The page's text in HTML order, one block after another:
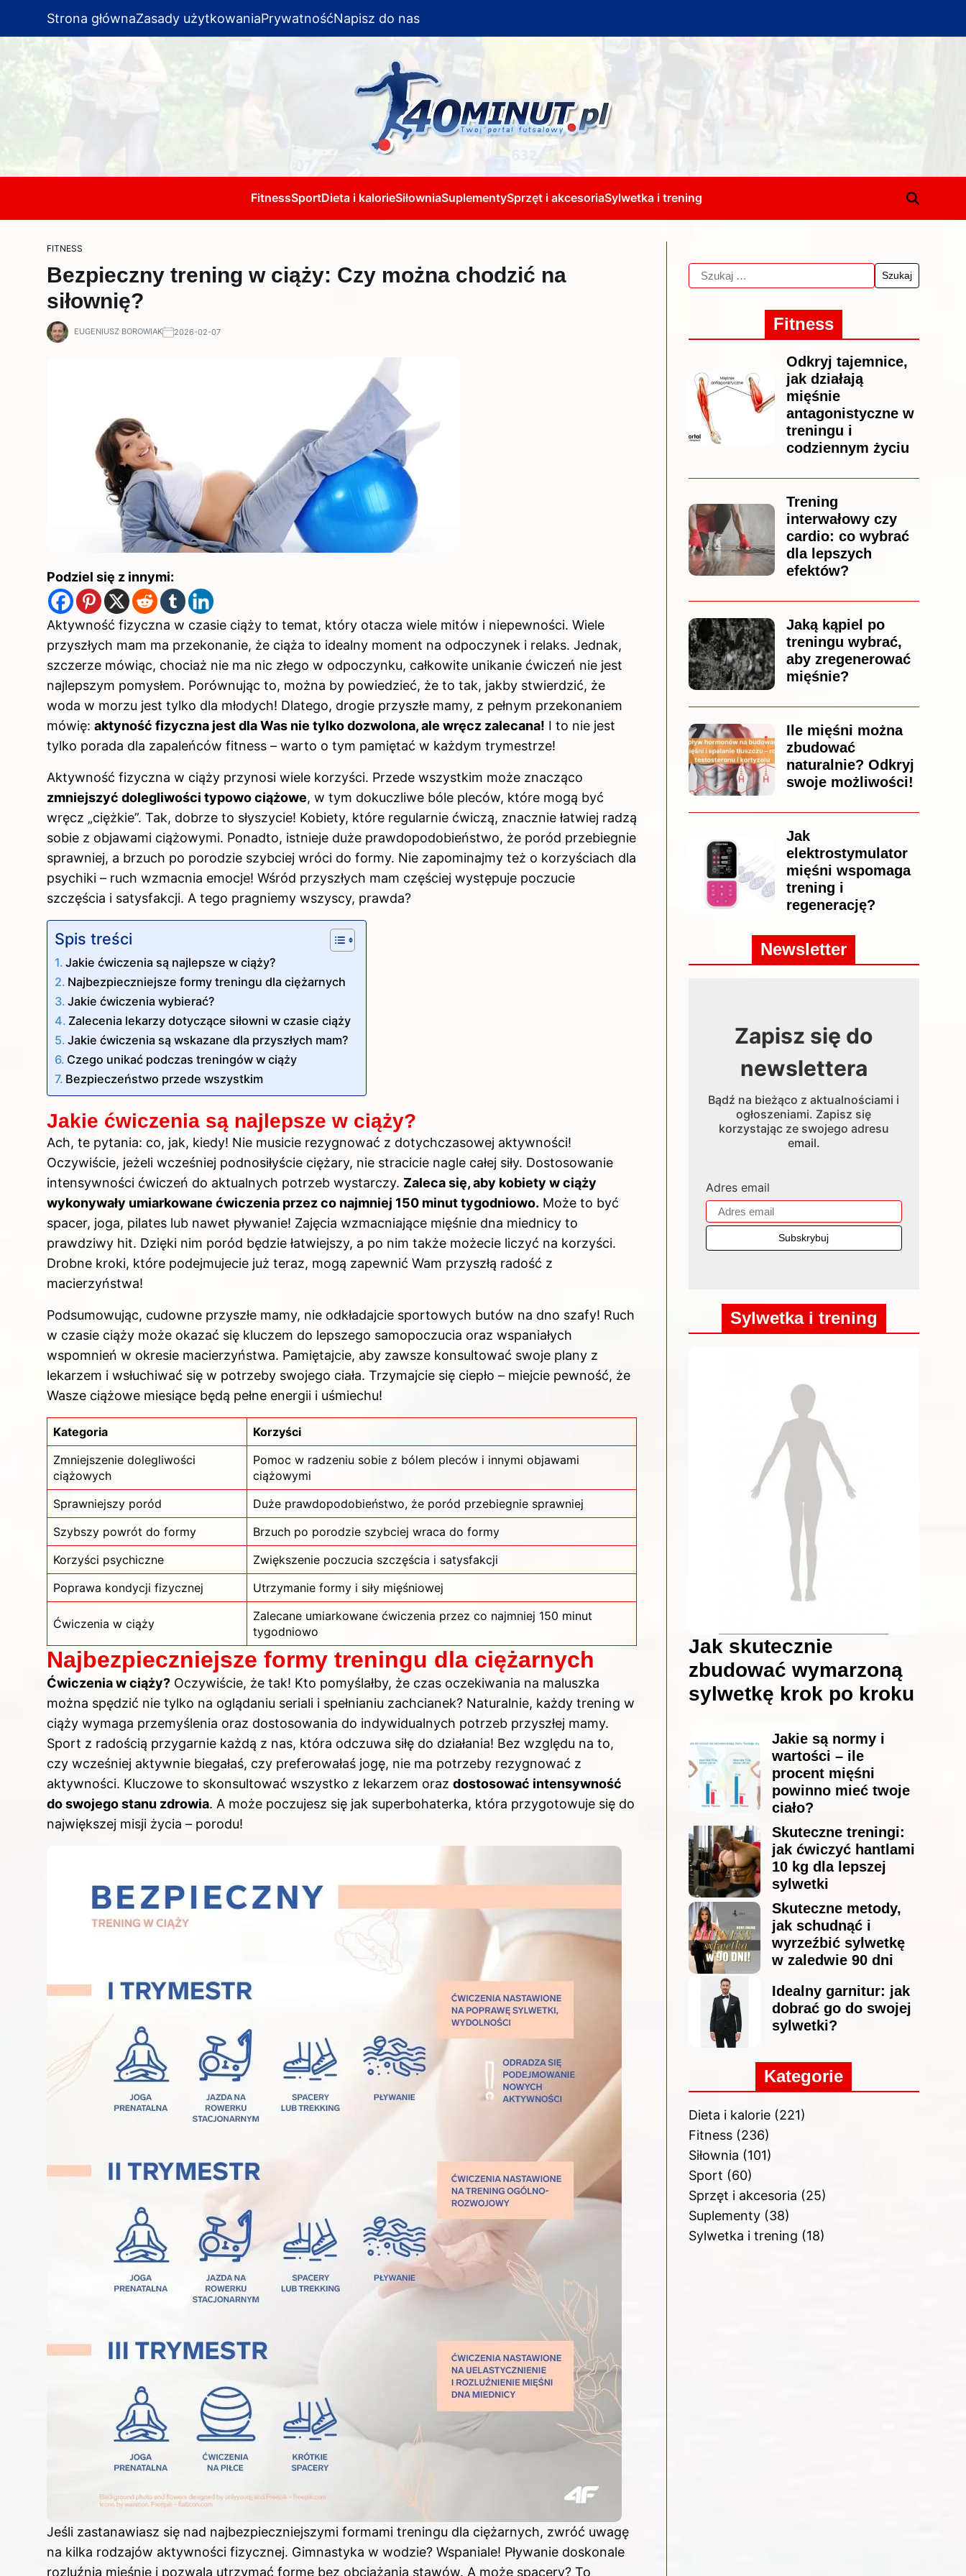
Strona głównaZasady użytkowaniaPrywatnośćNapisz do nas
FitnessSportDieta i kalorieSiłowniaSuplementySprzęt i akcesoriaSylwetka i trening
FITNESS
Bezpieczny trening w ciąży: Czy można chodzić na
siłownię?
EUGENIUSZ BOROWIAK 2026-02-07
Podziel się z innymi:
Aktywność fizyczna w czasie ciąży to temat, który otacza wiele mitów i niepewności. Wiele
przyszłych mam ma przekonanie, że ciąża to idealny moment na odpoczynek i relaks. Jednak,
szczerze mówiąc, chociaż nie ma nic złego w odpoczynku, całkowite unikanie ćwiczeń nie jest
najlepszym pomysłem. Porównując to, można by powiedzieć, że to tak, jakby stwierdzić, że
woda w morzu jest tylko dla młodych! Dlatego, drogie przyszłe mamy, z pełnym przekonaniem
mówię: aktyność fizyczna jest dla Was nie tylko dozwolona, ale wręcz zalecana! I to nie jest
tylko porada dla zapaleńców fitness – warto o tym pamiętać w każdym trymestrze!
Aktywność fizyczna w ciąży przynosi wiele korzyści. Przede wszystkim może znacząco
zmniejszyć dolegliwości typowo ciążowe, w tym dokuczliwe bóle pleców, które mogą być
wręcz „ciężkie”. Tak, dobrze to słyszycie! Kobiety, które regularnie ćwiczą, znacznie łatwiej radzą
sobie z objawami ciążowymi. Ponadto, istnieje duże prawdopodobieństwo, że poród przebiegnie
sprawniej, a brzuch po porodzie szybciej wróci do formy. Nie zapominajmy też o korzyściach dla
psychiki – ruch wzmacnia emocje! Wśród przyszłych mam częściej występuje poczucie
szczęścia i satysfakcji. A tego pragniemy wszyscy, prawda?
Spis treści
Jakie ćwiczenia są najlepsze w ciąży?
Najbezpieczniejsze formy treningu dla ciężarnych
Jakie ćwiczenia wybierać?
Zalecenia lekarzy dotyczące siłowni w czasie ciąży
Jakie ćwiczenia są wskazane dla przyszłych mam?
Czego unikać podczas treningów w ciąży
Bezpieczeństwo przede wszystkim
Jakie ćwiczenia są najlepsze w ciąży?
Ach, te pytania: co, jak, kiedy! Nie musicie rezygnować z dotychczasowej aktywności!
Oczywiście, jeżeli wcześniej podnosiłyście ciężary, nie stracicie nagle całej siły. Dostosowanie
intensywności ćwiczeń do aktualnych potrzeb wystarczy. Zaleca się, aby kobiety w ciąży
wykonywały umiarkowane ćwiczenia przez co najmniej 150 minut tygodniowo. Może to być
spacer, joga, pilates lub nawet pływanie! Zajęcia wzmacniające mięśnie dna miednicy to
prawdziwy hit. Dzięki nim poród będzie łatwiejszy, a po nim także możecie liczyć na korzyści.
Drobne kroki, które podejmujecie już teraz, mogą zapewnić Wam przyszłą radość z
macierzyństwa!
Podsumowując, cudowne przyszłe mamy, nie odkładajcie sportowych butów na dno szafy! Ruch
w czasie ciąży może okazać się kluczem do lepszego samopoczucia oraz wspaniałych
wspomnień w okresie macierzyństwa. Pamiętajcie, aby zawsze konsultować swoje plany z
lekarzem i wsłuchiwać się w potrzeby swojego ciała. Trzymajcie się ciepło – miejcie pewność, że
Wasze ciążowe miesiące będą pełne energii i uśmiechu!
Kategoria
Korzyści
Zmniejszenie dolegliwości
ciążowych
Pomoc w radzeniu sobie z bólem pleców i innymi objawami
ciążowymi
Sprawniejszy poród
Duże prawdopodobieństwo, że poród przebiegnie sprawniej
Szybszy powrót do formy
Brzuch po porodzie szybciej wraca do formy
Korzyści psychiczne
Zwiększenie poczucia szczęścia i satysfakcji
Poprawa kondycji fizycznej
Utrzymanie formy i siły mięśniowej
Ćwiczenia w ciąży
Zalecane umiarkowane ćwiczenia przez co najmniej 150 minut
tygodniowo
Najbezpieczniejsze formy treningu dla ciężarnych
Ćwiczeniaw ciąży? Oczywiście, że tak! Kto pomyślałby, że czas oczekiwania na maluszka
można spędzić nie tylko na oglądaniu seriali i spełnianiu zachcianek? Naturalnie, każdy trening w
ciąży wymaga przemyślenia oraz dostosowania do indywidualnych potrzeb przyszłej mamy.
Sport z radością przygarnie każdą z nas, która odczuwa siłę do działania! Bez względu na to,
czy wcześniej aktywnie biegałaś, czy preferowałaś jogę, nie ma potrzeby rezygnować z
aktywności. Kluczowe to skonsultować wszystko z lekarzem oraz dostosować intensywność
do swojego stanu zdrowia. A może poczujesz się jak superbohaterka, która przygotowuje się do
największej misji życia – porodu!
Jeśli zastanawiasz się nad najbezpieczniejszymi formami treningu dla ciężarnych, zwróć uwagę
na kilka rodzajów aktywności fizycznej. Gimnastyka w wodzie? Wspaniale! Pływanie doskonale
rozluźnia mięśnie i pozwala utrzymać formę bez obciążania stawów. A może spacery? To
Fitness
Odkryj tajemnice,
jak działają
mięśnie
antagonistyczne w
treningu i
codziennym życiu
Trening
interwałowy czy
cardio: co wybrać
dla lepszych
efektów?
Jaką kąpiel po
treningu wybrać,
aby zregenerować
mięśnie?
Ile mięśni można
zbudować
naturalnie? Odkryj
swoje możliwości!
Jak
elektrostymulator
mięśni wspomaga
trening i
regenerację?
Newsletter
Zapisz się do
newslettera
Bądź na bieżąco z aktualnościami i
ogłoszeniami. Zapisz się
korzystając ze swojego adresu
email.
Adres email
Sylwetka i trening
Jak skutecznie
zbudować wymarzoną
sylwetkę krok po kroku
Jakie są normy i
wartości – ile
procent mięśni
powinno mieć twoje
ciało?
Skuteczne treningi:
jak ćwiczyć hantlami
10 kg dla lepszej
sylwetki
Skuteczne metody,
jak schudnąć i
wyrzeźbić sylwetkę
w zaledwie 90 dni
Idealny garnitur: jak
dobrać go do swojej
sylwetki?
Kategorie
Dieta i kalorie(221)
Fitness(236)
Siłownia (101)
Sport (60)
Sprzęt i akcesoria (25)
Suplementy(38)
Sylwetka i trening (18)